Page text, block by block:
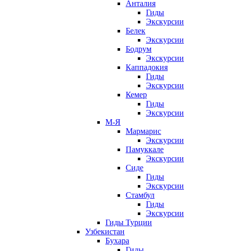
Анталия
Гиды
Экскурсии
Белек
Экскурсии
Бодрум
Экскурсии
Каппадокия
Гиды
Экскурсии
Кемер
Гиды
Экскурсии
М-Я
Мармарис
Экскурсии
Памуккале
Экскурсии
Сиде
Гиды
Экскурсии
Стамбул
Гиды
Экскурсии
Гиды Турции
Узбекистан
Бухара